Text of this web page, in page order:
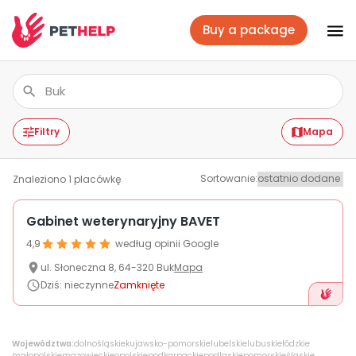
Veterinary packages
Insurance
For companies
Vet branches
Log In
Buy a package
Filtry Mapa
Znaleziono1 placówkę Sortowanie:
Gabinet weterynaryjny BAVET
4,9
według opinii Google
ul. Słoneczna 8, 64-320 BukMapa
Dziś: nieczynneZamknięte
Województwa:dolnośląskiekujawsko-pomorskielubelskielubuskiełódzkie